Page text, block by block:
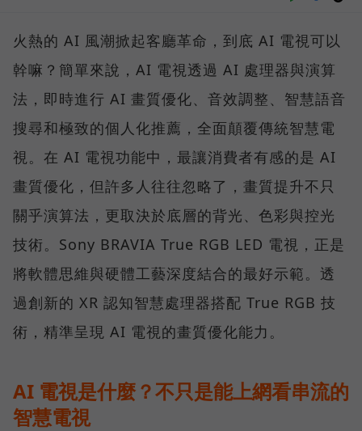
火熱的 AI 風潮掀起客廳革命，到底 AI 電視可以
幹嘛？簡單來說，AI 電視透過 AI 處理器與演算
法，即時進行 AI 畫質優化、音效調整、智慧語音
搜尋和極致的個人化推薦，全面顛覆傳統智慧電
視。在 AI 電視功能中，最讓消費者有感的是 AI
畫質優化，但許多人往往忽略了，畫質提升不只
關乎演算法，更取決於底層的背光、色彩與控光
技術。Sony BRAVIA True RGB LED 電視，正是
將軟體思維與硬體工藝深度結合的最好示範。透
過創新的 XR 認知智慧處理器搭配 True RGB 技
術，精準呈現 AI 電視的畫質優化能力。
AI 電視是什麼？不只是能上網看串流的
智慧電視